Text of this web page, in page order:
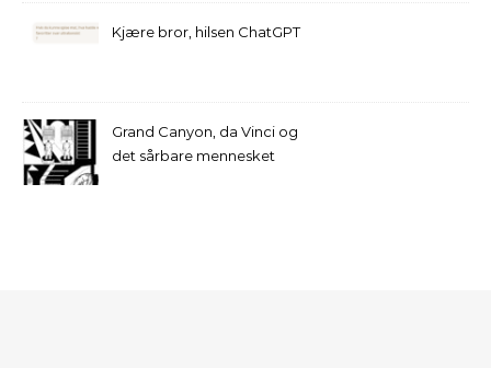
Kjære bror, hilsen ChatGPT
Grand Canyon, da Vinci og
det sårbare mennesket